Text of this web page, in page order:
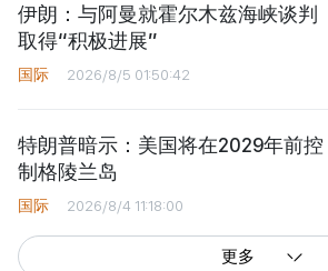
伊朗：与阿曼就霍尔木兹海峡谈判
取得“积极进展”
国际 2026/8/5 01:50:42
特朗普暗示：美国将在2029年前控
制格陵兰岛
国际 2026/8/4 11:18:00
更多